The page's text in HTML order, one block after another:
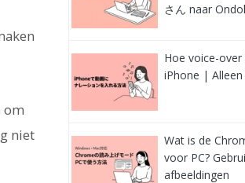
om
niet
さん naar
Hoe voice-
iPhone |
Wat is de
voor PC?
afbeeldingen